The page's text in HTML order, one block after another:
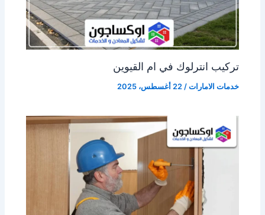
تركيب انترلوك في ام القيوين
خدمات الامارات / 22 أغسطس، 2025